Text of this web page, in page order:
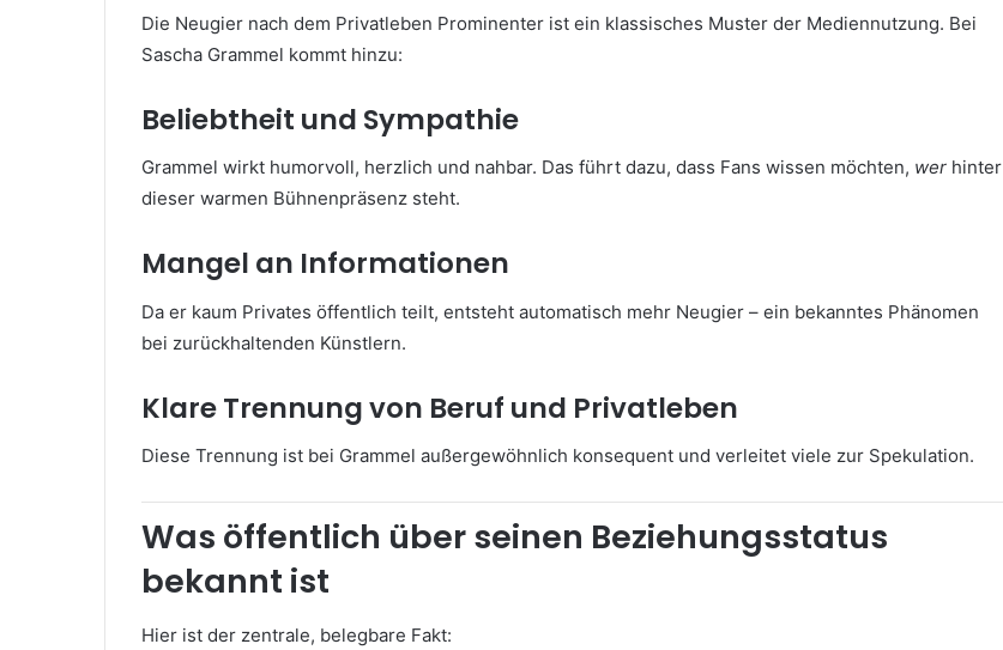
Die Neugier nach dem Privatleben Prominenter ist ein klassisches Muster der Mediennutzung. Bei
Sascha Grammel kommt hinzu:
Beliebtheit und Sympathie
Grammel wirkt humorvoll, herzlich und nahbar. Das führt dazu, dass Fans wissen möchten, wer hinter
dieser warmen Bühnenpräsenz steht.
Mangel an Informationen
Da er kaum Privates öffentlich teilt, entsteht automatisch mehr Neugier – ein bekanntes Phänomen
bei zurückhaltenden Künstlern.
Klare Trennung von Beruf und Privatleben
Diese Trennung ist bei Grammel außergewöhnlich konsequent und verleitet viele zur Spekulation.
Was öffentlich über seinen Beziehungsstatus
bekannt ist
Hier ist der zentrale, belegbare Fakt: